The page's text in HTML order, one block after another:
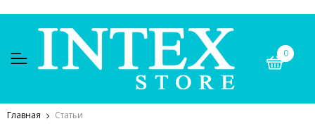
0
Главная Статьи